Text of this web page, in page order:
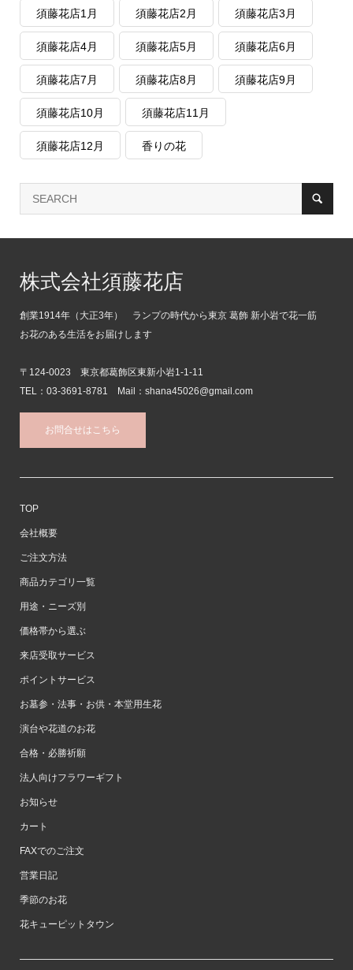
須藤花店1月 須藤花店2月 須藤花店3月
須藤花店4月 須藤花店5月 須藤花店6月
須藤花店7月 須藤花店8月 須藤花店9月
須藤花店10月 須藤花店11月
須藤花店12月 香りの花
株式会社須藤花店
創業1914年（大正3年） ランプの時代から東京 葛飾 新小岩で花一筋
お花のある生活をお届けします
〒124-0023 東京都葛飾区東新小岩1-1-11
TEL：03-3691-8781 Mail：shana45026@gmail.com
お問合せはこちら
TOP
会社概要
ご注文方法
商品カテゴリ一覧
用途・ニーズ別
価格帯から選ぶ
来店受取サービス
ポイントサービス
お墓参・法事・お供・本堂用生花
演台や花道のお花
合格・必勝祈願
法人向けフラワーギフト
お知らせ
カート
FAXでのご注文
営業日記
季節のお花
花キューピットタウン